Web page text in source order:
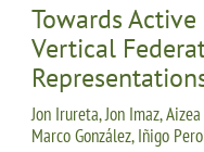
Towards
Vertical
Jon Irureta, Jon Imaz,
Marco González, Iñigo